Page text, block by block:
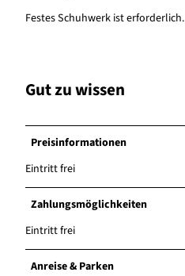
Festes Schuhwerk ist erforderlich.
Gut zu wissen
Preisinformationen
Eintritt frei
Zahlungsmöglichkeiten
Eintritt frei
Anreise & Parken